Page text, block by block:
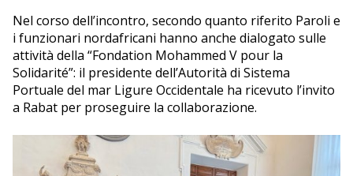
Nel corso dell’incontro, secondo quanto riferito Paroli e
i funzionari nordafricani hanno anche dialogato sulle
attività della “Fondation Mohammed V pour la
Solidarité”: il presidente dell’Autorità di Sistema
Portuale del mar Ligure Occidentale ha ricevuto l’invito
a Rabat per proseguire la collaborazione.